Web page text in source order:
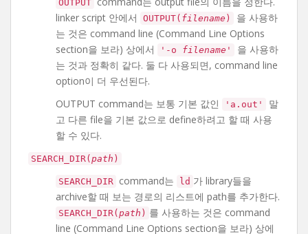
OUTPUT
linker script 안에서
OUTPUT( filename )
을 사용하
는 것은 command line (Command Line Options
section을 보라) 상에서
'-o filename '
을 사용하
는 것과 정확히 같다. 둘 다 사용되면, command line
option이 더 우선된다.
OUTPUT command는 보통 기본 값인
'a.out'
말
고 다른 file을 기본 값으로 define하려고 할 때 사용
할 수 있다.
SEARCH_DIR( path )
SEARCH_DIR command는 ld 가 library들을
archive할 때 보는 경로의 리스트에 path를 추가한다.
SEARCH_DIR( path ) 를 사용하는 것은 command
line (Command Line Options section을 보라) 상에